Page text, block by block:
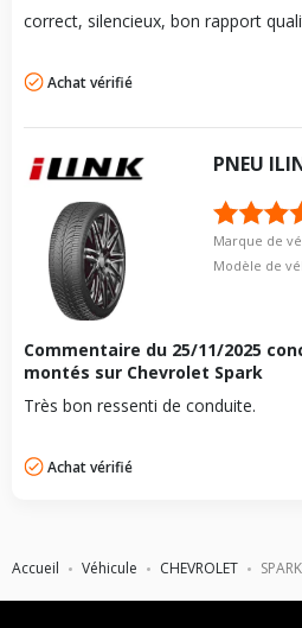
Accueil Véhicule CHEVROLET SPARK
correct, silencieux, bon rapport
Achat vérifié
PNEU
Marque de
Modèle de
Commentaire du 25/11/2025
montés sur Chevrolet Spark
Très bon ressenti de conduite.
Achat vérifié